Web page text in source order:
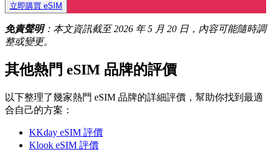
立即購買 eSIM
免責聲明：本文資訊截至 2026 年 5 月 20 日，內容可能隨時調
整或變更。
其他熱門 eSIM 品牌的評價
以下整理了幾家熱門 eSIM 品牌的詳細評價，幫助你找到最適
合自己的方案：
KKday eSIM 評價
Klook eSIM 評價